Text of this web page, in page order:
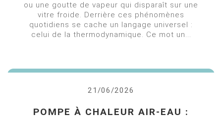
ou une goutte de vapeur qui disparaît sur une
vitre froide. Derrière ces phénomènes
quotidiens se cache un langage universel :
celui de la thermodynamique. Ce mot un...
21/06/2026
POMPE À CHALEUR AIR-EAU :